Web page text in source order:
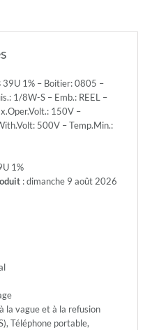
1% – Boitier: 0805 –
1/8W-S – Emb.: REEL –
150V –
500V – Temp.Min.:
1%
: dimanche 9 août 2026
la vague et à la refusion
Téléphone portable,